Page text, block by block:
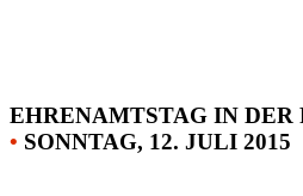
EHRENAMTSTAG IN
• SONNTAG, 12. JULI 2015